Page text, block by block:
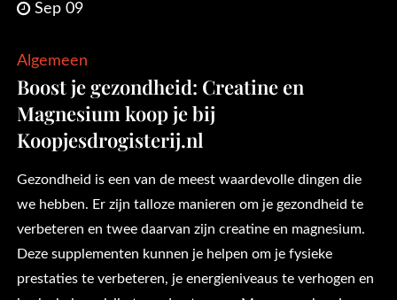
Sep 09
Algemeen
Boost je gezondheid: Creatine en
Magnesium koop je bij
Koopjesdrogisterij.nl
Gezondheid is een van de meest waardevolle dingen die
we hebben. Er zijn talloze manieren om je gezondheid te
verbeteren en twee daarvan zijn creatine en magnesium.
Deze supplementen kunnen je helpen om je fysieke
prestaties te verbeteren, je energieniveaus te verhogen en